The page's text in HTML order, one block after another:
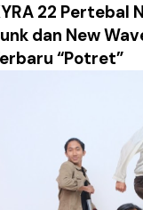
dalam
Lewat Video
dan Ledakan
yang Hangat
22 Pertebal
dan New
“Potret”